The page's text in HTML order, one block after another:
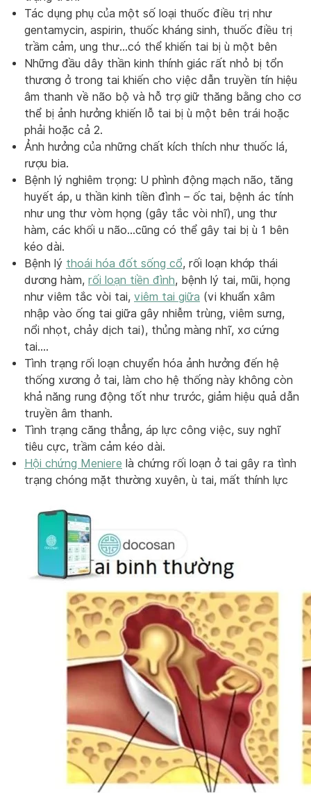
Tác dụng phụ của một số loại thuốc điều trị như
gentamycin, aspirin, thuốc kháng sinh, thuốc điều trị
trầm cảm, ung thư…có thể khiến tai bị ù một bên
Những đầu dây thần kinh thính giác rất nhỏ bị tổn
thương ở trong tai khiến cho việc dẫn truyền tín hiệu
âm thanh về não bộ và hỗ trợ giữ thăng bằng cho cơ
thể bị ảnh hưởng khiến lỗ tai bị ù một bên trái hoặc
phải hoặc cả 2.
Ảnh hưởng của những chất kích thích như thuốc lá,
rượu bia.
Bệnh lý nghiêm trọng: U phình động mạch não, tăng
huyết áp, u thần kinh tiền đình – ốc tai, bệnh ác tính
như ung thư vòm họng (gây tắc vòi nhĩ), ung thư
hàm, các khối u não…cũng có thể gây tai bị ù 1 bên
kéo dài.
Bệnh lý thoái hóa đốt sống cổ, rối loạn khớp thái
dương hàm, rối loạn tiền đình, bệnh lý tai, mũi, họng
như viêm tắc vòi tai, viêm tai giữa (vi khuẩn xâm
nhập vào ống tai giữa gây nhiễm trùng, viêm sưng,
nổi nhọt, chảy dịch tai), thủng màng nhĩ, xơ cứng
tai….
Tình trạng rối loạn chuyển hóa ảnh hưởng đến hệ
thống xương ở tai, làm cho hệ thống này không còn
khả năng rung động tốt như trước, giảm hiệu quả dẫn
truyền âm thanh.
Tình trạng căng thẳng, áp lực công việc, suy nghĩ
tiêu cực, trầm cảm kéo dài.
Hội chứng Meniere là chứng rối loạn ở tai gây ra tình
trạng chóng mặt thường xuyên, ù tai, mất thính lực